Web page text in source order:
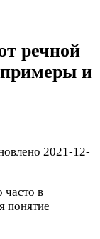
речной
примеры и
2021-12-
часто в
понятие